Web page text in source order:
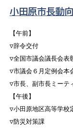
小田原市長動向
【午前】
▽辞令交付
▽全国市議会議長会表
▽市議会６月定例会本
▽市長、副市長ミーテ
【午後】
▽小田原地区高等学校
▽防災対策課